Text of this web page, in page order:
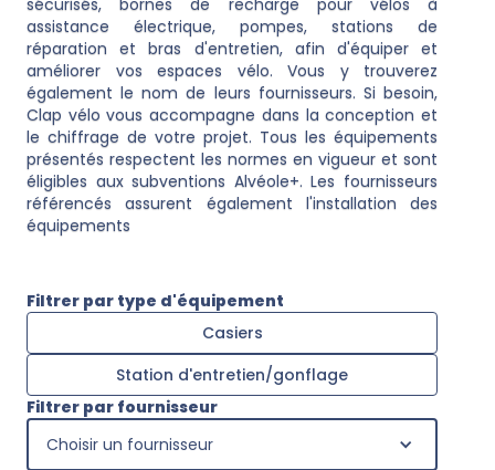
sécurisés, bornes de recharge pour vélos à
assistance électrique, pompes, stations de
réparation et bras d'entretien, afin d'équiper et
améliorer vos espaces vélo. Vous y trouverez
également le nom de leurs fournisseurs. Si besoin,
Clap vélo vous accompagne dans la conception et
le chiffrage de votre projet. Tous les équipements
présentés respectent les normes en vigueur et sont
éligibles aux subventions Alvéole+. Les fournisseurs
référencés assurent également l'installation des
équipements
Filtrer par type d'équipement
Casiers
Station d'entretien/gonflage
Filtrer par fournisseur
Choisir un fournisseur